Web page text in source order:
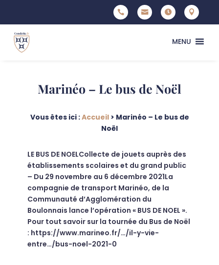




MENU
Marinéo – Le bus de Noël
Vous êtes ici :Accueil> Marinéo – Le bus de
Noël
LE BUS DE NOELCollecte de jouets auprès des
établissements scolaires et du grand public
– Du 29 novembre au 6 décembre 2021La
compagnie de transport Marinéo, de la
Communauté d’Agglomération du
Boulonnais lance l’opération « BUS DE NOEL ».
Pour tout savoir sur la tournée du Bus de Noël
: https://www.marineo.fr/…/il-y-vie-
entre…/bus-noel-2021-0